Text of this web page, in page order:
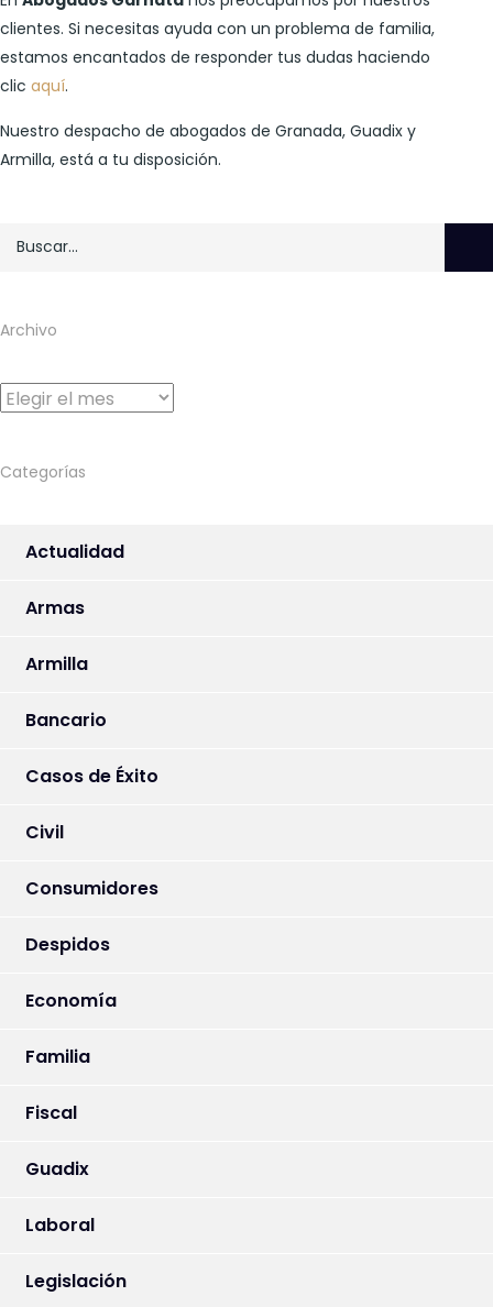
clientes. Si necesitas ayuda con un problema de familia,
estamos encantados de responder tus dudas haciendo
clic aquí.
Nuestro despacho de abogados de Granada, Guadix y
Armilla, está a tu disposición.
Archivo
Archivo
Categorías
Actualidad
Armas
Armilla
Bancario
Casos de Éxito
Civil
Consumidores
Despidos
Economía
Familia
Fiscal
Guadix
Laboral
Legislación